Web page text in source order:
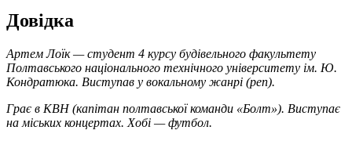
Довідка
Артем Лоїк — студент 4 курсу будівельного факультету
Полтавського національного технічного університету ім. Ю.
Кондратюка. Виступав у вокальному жанрі (реп).
Грає в КВН (капітан полтавської команди «Болт»). Виступає
на міських концертах. Хобі — футбол.